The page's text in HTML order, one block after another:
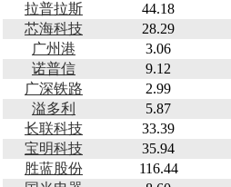
拉普拉斯
44.18
芯海科技
28.29
广州港
3.06
诺普信
9.12
广深铁路
2.99
溢多利
5.87
长联科技
33.39
宝明科技
35.94
胜蓝股份
116.44